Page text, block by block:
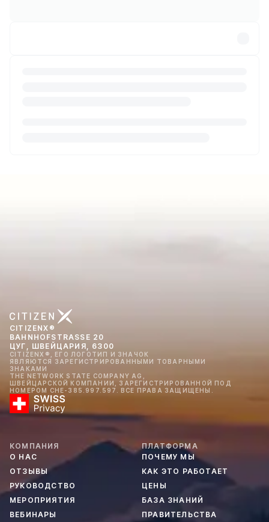
CITIZENX®
BAHNHOFSTRASSE 20
ЦУГ, ШВЕЙЦАРИЯ, 6300
CITIZENX®, ЕГО ЛОГОТИП И ЗНАЧОК
ЯВЛЯЮТСЯ ЗАРЕГИСТРИРОВАННЫМИ ТОВАРНЫМИ
ЗНАКАМИ
THE NETWORK STATE COMPANY AG,
ШВЕЙЦАРСКОЙ КОМПАНИИ, ЗАРЕГИСТРИРОВАННОЙ ПОД
НОМЕРОМ CHE-385.997.597. ВСЕ ПРАВА ЗАЩИЩЕНЫ.
КОМПАНИЯ
О НАС
ОТЗЫВЫ
РУКОВОДСТВО
МЕРОПРИЯТИЯ
ВЕБИНАРЫ
ПЛАТФОРМА
ПОЧЕМУ МЫ
КАК ЭТО РАБОТАЕТ
ЦЕНЫ
БАЗА ЗНАНИЙ
ПРАВИТЕЛЬСТВА